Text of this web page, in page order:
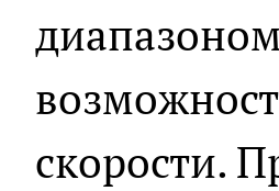
скорости.